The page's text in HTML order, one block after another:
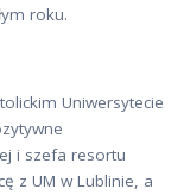
roku.
Uniwersytecie
i szefa resortu
z UM w Lublinie, a